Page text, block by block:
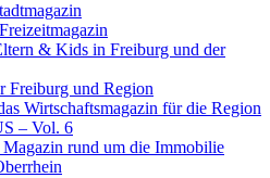
& Kids in Freiburg und der
Freiburg und Region
Wirtschaftsmagazin für die Region
– Vol. 6
rund um die Immobilie